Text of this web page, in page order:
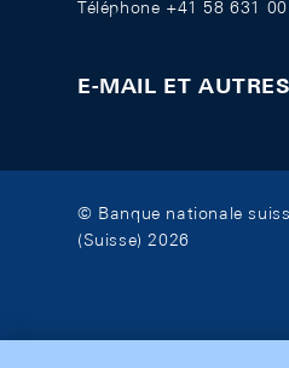
Téléphone +41 58 631
E-MAIL ET
© Banque nationale
(Suisse) 2026